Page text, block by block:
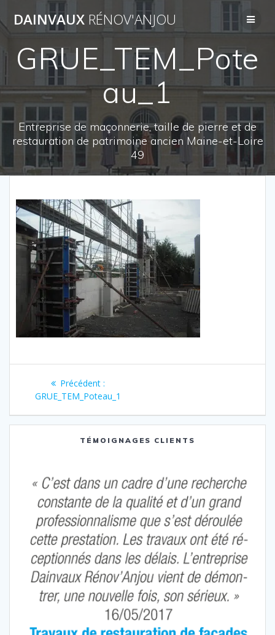
Passer
au
contenu
DAINVAUX RÉNOV'ANJOU
GRUE_TEM_Pote
au_1
Entreprise de maçonnerie, taille de pierre et de
restauration de patrimoine ancien Maine-et-Loire
49
Navigation
l’article
Précédent :Article
précédent
GRUE_TEM_Poteau_1
TÉMOIGNAGES CLIENTS